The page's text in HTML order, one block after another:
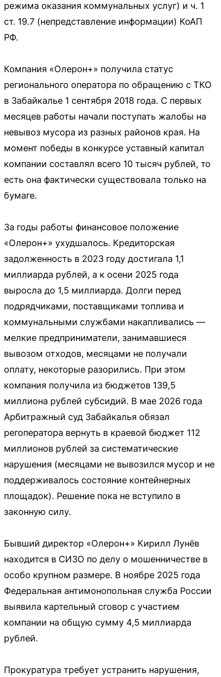
режима оказания коммунальных услуг) и ч. 1
ст. 19.7 (непредставление информации) КоАП
РФ.
Компания «Олерон+» получила статус
регионального оператора по обращению с ТКО
в Забайкалье 1 сентября 2018 года. С первых
месяцев работы начали поступать жалобы на
невывоз мусора из разных районов края. На
момент победы в конкурсе уставный капитал
компании составлял всего 10 тысяч рублей, то
есть она фактически существовала только на
бумаге.
За годы работы финансовое положение
«Олерон+» ухудшалось. Кредиторская
задолженность в 2023 году достигала 1,1
миллиарда рублей, а к осени 2025 года
выросла до 1,5 миллиарда. Долги перед
подрядчиками, поставщиками топлива и
коммунальными службами накапливались —
мелкие предприниматели, занимавшиеся
вывозом отходов, месяцами не получали
оплату, некоторые разорились. При этом
компания получила из бюджетов 139,5
миллиона рублей субсидий. В мае 2026 года
Арбитражный суд Забайкалья обязал
регоператора вернуть в краевой бюджет 112
миллионов рублей за систематические
нарушения (месяцами не вывозился мусор и не
поддерживалось состояние контейнерных
площадок). Решение пока не вступило в
законную силу.
Бывший директор «Олерон+» Кирилл Лунёв
находится в СИЗО по делу о мошенничестве в
особо крупном размере. В ноябре 2025 года
Федеральная антимонопольная служба России
выявила картельный сговор с участием
компании на общую сумму 4,5 миллиарда
рублей.
Прокуратура требует устранить нарушения,